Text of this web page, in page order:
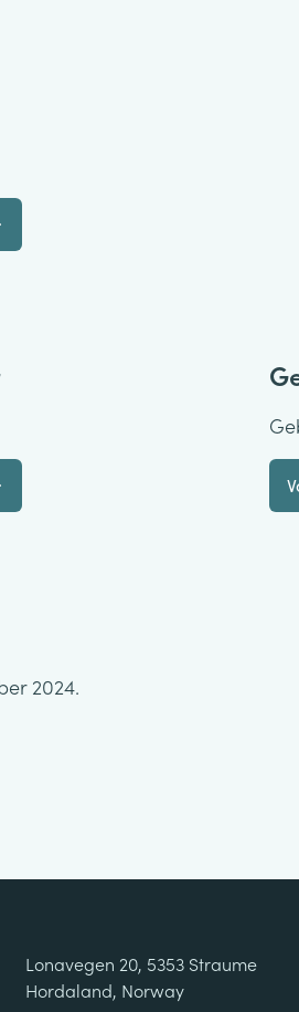
2024.
Lonavegen 20, 5353 Straume
Hordaland, Norway